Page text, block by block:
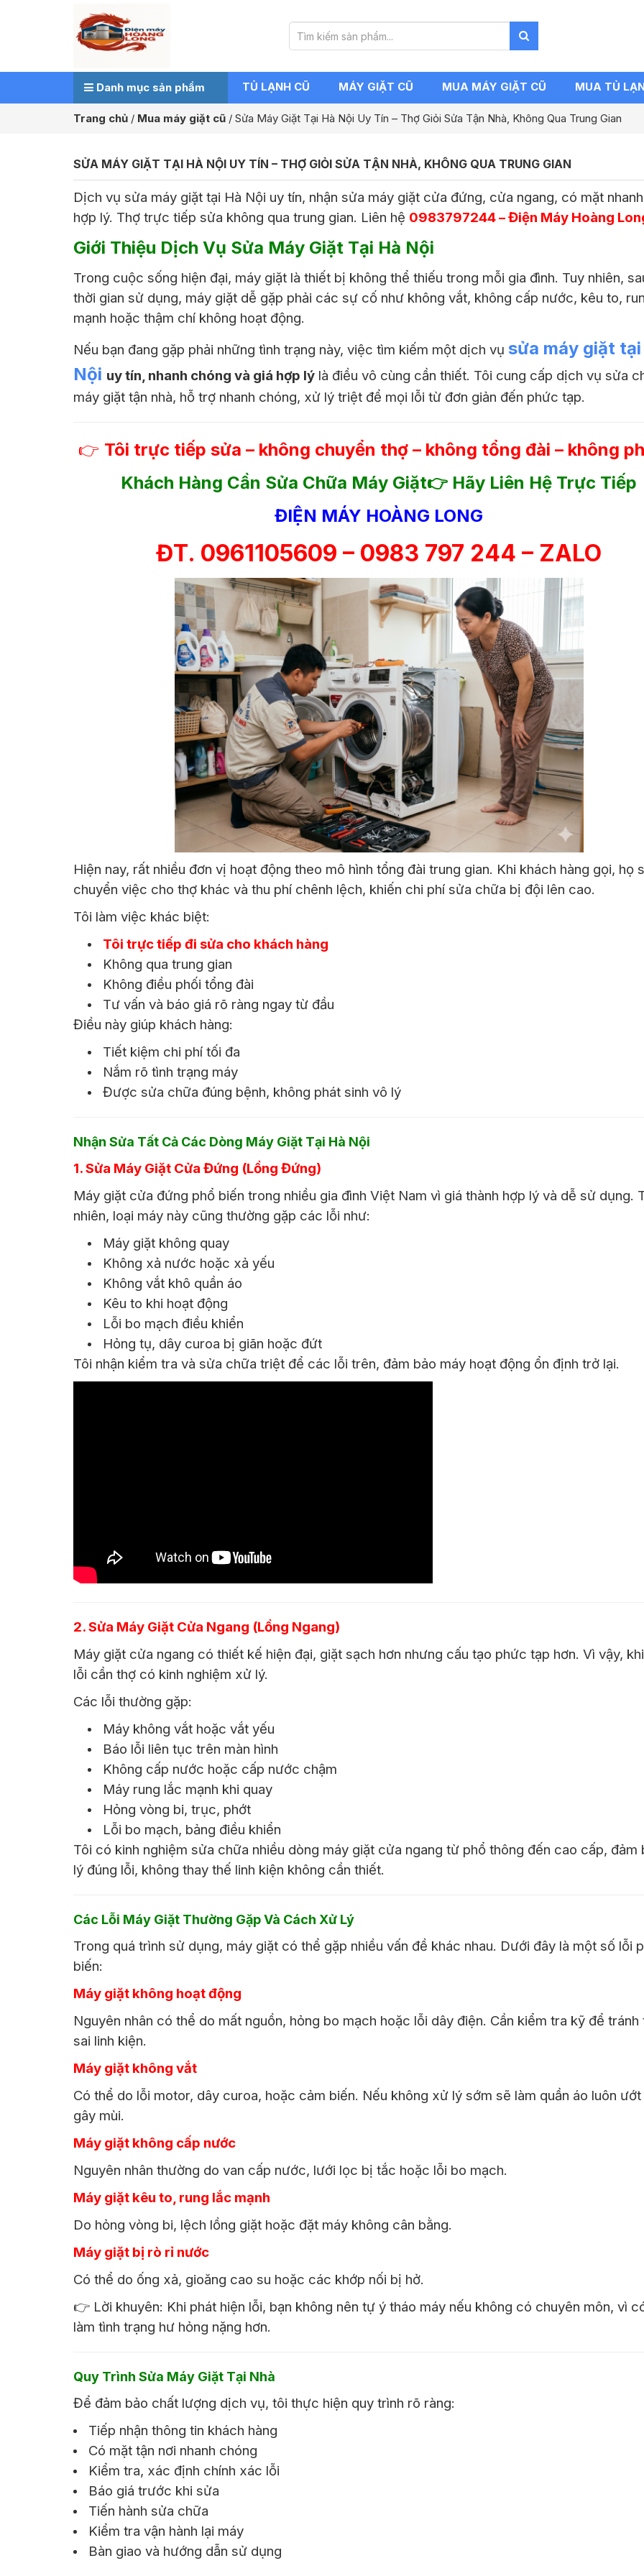
Danh mục sản phẩm TỦ LẠNH CŨ MÁY GIẶT CŨ MUA MÁY GIẶT CŨ MUA TỦ
Trang chủ / Mua máy giặt cũ / Sửa Máy Giặt Tại Hà Nội Uy Tín – Thợ Giỏi Sửa Tận Nhà, Không Qua Trung Gian
SỬA MÁY GIẶT TẠI HÀ NỘI UY TÍN – THỢ GIỎI SỬA TẬN NHÀ, KHÔNG QUA TRUNG GIAN
Dịch vụ sửa máy giặt tại Hà Nội uy tín, nhận sửa máy giặt cửa đứng, cửa ngang, có mặt
hợp lý. Thợ trực tiếp sửa không qua trung gian. Liên hệ 0983797244 – Điện Máy Hoàng
Giới Thiệu Dịch Vụ Sửa Máy Giặt Tại Hà Nội
Trong cuộc sống hiện đại, máy giặt là thiết bị không thể thiếu trong mỗi gia đình. Tuy nhiên,
thời gian sử dụng, máy giặt dễ gặp phải các sự cố như không vắt, không cấp nước, kêu to,
mạnh hoặc thậm chí không hoạt động.
Nếu bạn đang gặp phải những tình trạng này, việc tìm kiếm một dịch vụ sửa máy giặt tại
Nội uy tín, nhanh chóng và giá hợp lý là điều vô cùng cần thiết. Tôi cung cấp dịch vụ sửa
máy giặt tận nhà, hỗ trợ nhanh chóng, xử lý triệt để mọi lỗi từ đơn giản đến phức tạp.
👉 Tôi trực tiếp sửa – không chuyển thợ – không tổng đài – không
Khách Hàng Cần Sửa Chữa Máy Giặt👉 Hãy Liên Hệ Trực Tiếp
ĐIỆN MÁY HOÀNG LONG
ĐT. 0961105609 – 0983 797 244 – ZALO
Hiện nay, rất nhiều đơn vị hoạt động theo mô hình tổng đài trung gian. Khi khách hàng gọi, họ
chuyển việc cho thợ khác và thu phí chênh lệch, khiến chi phí sửa chữa bị đội lên cao.
Tôi làm việc khác biệt:
Tôi trực tiếp đi sửa cho khách hàng
Không qua trung gian
Không điều phối tổng đài
Tư vấn và báo giá rõ ràng ngay từ đầu
Điều này giúp khách hàng:
Tiết kiệm chi phí tối đa
Nắm rõ tình trạng máy
Được sửa chữa đúng bệnh, không phát sinh vô lý
Nhận Sửa Tất Cả Các Dòng Máy Giặt Tại Hà Nội
1. Sửa Máy Giặt Cửa Đứng (Lồng Đứng)
Máy giặt cửa đứng phổ biến trong nhiều gia đình Việt Nam vì giá thành hợp lý và dễ sử dụng.
nhiên, loại máy này cũng thường gặp các lỗi như:
Máy giặt không quay
Không xả nước hoặc xả yếu
Không vắt khô quần áo
Kêu to khi hoạt động
Lỗi bo mạch điều khiển
Hỏng tụ, dây curoa bị giãn hoặc đứt
Tôi nhận kiểm tra và sửa chữa triệt để các lỗi trên, đảm bảo máy hoạt động ổn định trở lại.
2. Sửa Máy Giặt Cửa Ngang (Lồng Ngang)
Máy giặt cửa ngang có thiết kế hiện đại, giặt sạch hơn nhưng cấu tạo phức tạp hơn. Vì vậy,
lỗi cần thợ có kinh nghiệm xử lý.
Các lỗi thường gặp:
Máy không vắt hoặc vắt yếu
Báo lỗi liên tục trên màn hình
Không cấp nước hoặc cấp nước chậm
Máy rung lắc mạnh khi quay
Hỏng vòng bi, trục, phớt
Lỗi bo mạch, bảng điều khiển
Tôi có kinh nghiệm sửa chữa nhiều dòng máy giặt cửa ngang từ phổ thông đến cao cấp, đảm
lý đúng lỗi, không thay thế linh kiện không cần thiết.
Các Lỗi Máy Giặt Thường Gặp Và Cách Xử Lý
Trong quá trình sử dụng, máy giặt có thể gặp nhiều vấn đề khác nhau. Dưới đây là một số lỗi
biến:
Máy giặt không hoạt động
Nguyên nhân có thể do mất nguồn, hỏng bo mạch hoặc lỗi dây điện. Cần kiểm tra kỹ để tránh
sai linh kiện.
Máy giặt không vắt
Có thể do lỗi motor, dây curoa, hoặc cảm biến. Nếu không xử lý sớm sẽ làm quần áo luôn
gây mùi.
Máy giặt không cấp nước
Nguyên nhân thường do van cấp nước, lưới lọc bị tắc hoặc lỗi bo mạch.
Máy giặt kêu to, rung lắc mạnh
Do hỏng vòng bi, lệch lồng giặt hoặc đặt máy không cân bằng.
Máy giặt bị rò rỉ nước
Có thể do ống xả, gioăng cao su hoặc các khớp nối bị hở.
👉 Lời khuyên: Khi phát hiện lỗi, bạn không nên tự ý tháo máy nếu không có chuyên môn, vì
làm tình trạng hư hỏng nặng hơn.
Quy Trình Sửa Máy Giặt Tại Nhà
Để đảm bảo chất lượng dịch vụ, tôi thực hiện quy trình rõ ràng:
Tiếp nhận thông tin khách hàng
Có mặt tận nơi nhanh chóng
Kiểm tra, xác định chính xác lỗi
Báo giá trước khi sửa
Tiến hành sửa chữa
Kiểm tra vận hành lại máy
Bàn giao và hướng dẫn sử dụng